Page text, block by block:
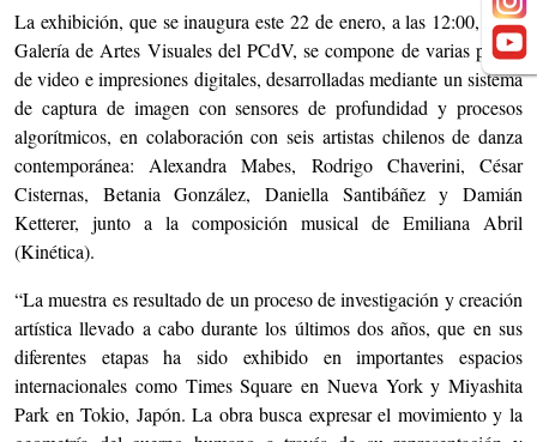
La exhibición, que se inaugura este 22 de enero, a las 12:00, en la
Galería de Artes Visuales del PCdV, se compone de varias piezas
de video e impresiones digitales, desarrolladas mediante un sistema
de captura de imagen con sensores de profundidad y procesos
algorítmicos, en colaboración con seis artistas chilenos de danza
contemporánea: Alexandra Mabes, Rodrigo Chaverini, César
Cisternas, Betania González, Daniella Santibáñez y Damián
Ketterer, junto a la composición musical de Emiliana Abril
(Kinética).
“La muestra es resultado de un proceso de investigación y creación
artística llevado a cabo durante los últimos dos años, que en sus
diferentes etapas ha sido exhibido en importantes espacios
internacionales como Times Square en Nueva York y Miyashita
Park en Tokio, Japón. La obra busca expresar el movimiento y la